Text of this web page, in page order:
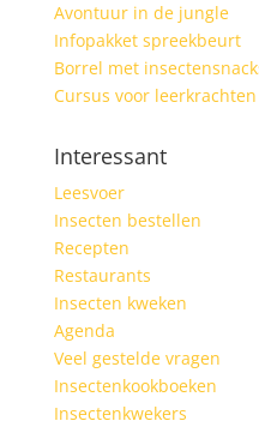
Avontuur in de jungle
Infopakket spreekbeurt
Borrel met
Cursus voor leerkrachten
Interessant
Leesvoer
Insecten bestellen
Recepten
Restaurants
Insecten kweken
Agenda
Veel gestelde vragen
Insectenkookboeken
Insectenkwekers